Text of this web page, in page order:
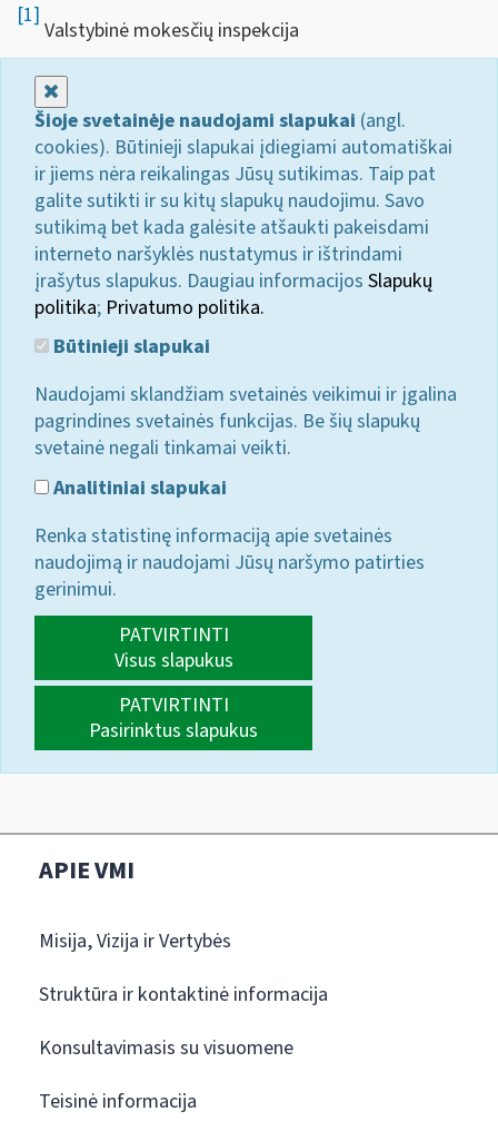
[1]
Valstybinė mokesčių inspekcija
Šioje svetainėje naudojami slapukai (angl.
cookies). Būtinieji slapukai įdiegiami automatiškai
ir jiems nėra reikalingas Jūsų sutikimas. Taip pat
galite sutikti ir su kitų slapukų naudojimu. Savo
sutikimą bet kada galėsite atšaukti pakeisdami
interneto naršyklės nustatymus ir ištrindami
įrašytus slapukus. Daugiau informacijos Slapukų
politika; Privatumo politika.
Būtinieji slapukai
Naudojami sklandžiam svetainės veikimui ir įgalina
pagrindines svetainės funkcijas. Be šių slapukų
svetainė negali tinkamai veikti.
Analitiniai slapukai
Renka statistinę informaciją apie svetainės
naudojimą ir naudojami Jūsų naršymo patirties
gerinimui.
PATVIRTINTI
Visus slapukus
PATVIRTINTI
Pasirinktus slapukus
APIE VMI
Misija, Vizija ir Vertybės
Struktūra ir kontaktinė informacija
Konsultavimasis su visuomene
Teisinė informacija